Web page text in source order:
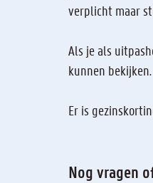
verplicht maar
Als je als
kunnen bekijken.
Er is
Nog vragen